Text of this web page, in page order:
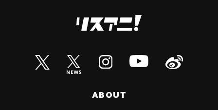
ABOUT